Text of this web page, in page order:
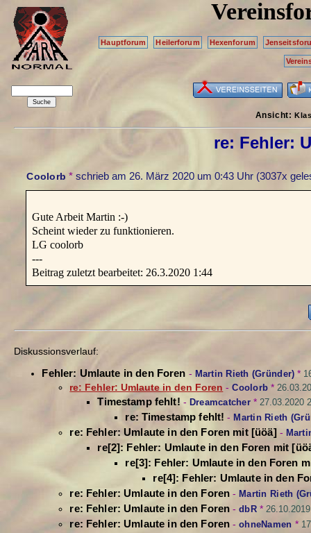
Hauptforum Heilerforum Hexenforum
Ansicht:
re: Fehler:
Coolorb *schrieb am26. März 2020 um 0:43 Uhr (3037x
Gute Arbeit Martin :-)
Scheint wieder zu funktionieren.
LG coolorb
---
Beitrag zuletzt bearbeitet: 26.3.2020 1:44
Diskussionsverlauf:
Fehler: Umlaute in den Foren - Martin Rieth (Gründer) *
re: Fehler: Umlaute in den Foren -Coolorb *
Timestamp fehlt! - Dreamcatcher* 27.03.2020
re: Timestamp fehlt! - Martin Rieth
re: Fehler: Umlaute in den Foren mit [üöä] -
re[2]: Fehler: Umlaute in den Foren mit
re[3]: Fehler: Umlaute in den Foren
re[4]: Fehler: Umlaute in den
re: Fehler: Umlaute in den Foren - Martin Rieth
re: Fehler: Umlaute in den Foren -dbR*
re: Fehler: Umlaute in den Foren -ohneNamen *